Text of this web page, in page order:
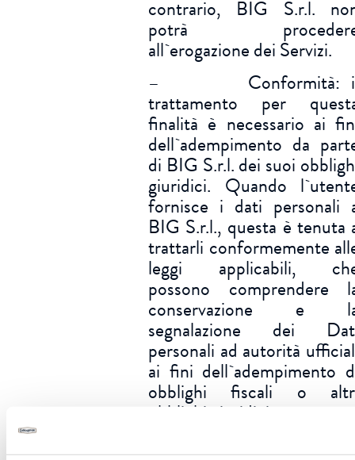
contrario, BIG S.r.l.
potrà
all`erogazione dei Servizi.
– Conformità:
trattamento per
finalità è necessario ai
dell`adempimento da
di BIG S.r.l. dei suoi
giuridici. Quando
fornisce i dati personali
BIG S.r.l., questa è tenuta
trattarli conformemente
leggi applicabili,
possono comprendere
conservazione e
segnalazione dei
personali ad autorità
ai fini dell`adempimento
obblighi fiscali o
obblighi giuridici.